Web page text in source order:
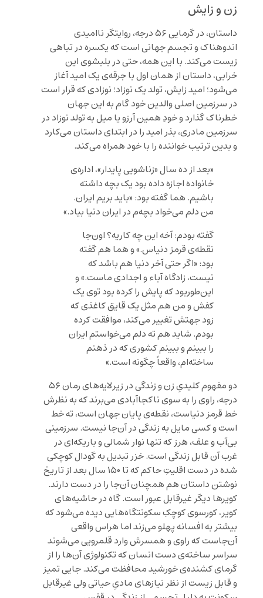
زن و زایش
داستان، در گرمایی ۵۶ درجه، روایتگر ناامیدی
اندوهناک و تجسم جهانی است که یکسره در تباهی
زیست می‌کند. با این همه، حتی در بلبشوی این
خرابی، داستان از همان اول با جرقه‌ی یک امید آغاز
می‌شود؛ امید زایش، تولد یک نوزاد؛ نوزادی که قرار است
در سرزمین اصلی والدین خود گام به این جهان
خطرناک گذارد و خودِ همین آرزو یا میل به تولد نوزاد در
سرزمین مادری، بذر امید را در ابتدای داستان می‌کارد
و بدین ترتیب خواننده را با خود همراه می‌کند.
«بعد از ده سال «زناشویی پایدار»، اداره‌ی
خانواده اجازه داده بود یک بچه داشته
باشیم. هما گفته بود: «باید بریم ایران.
من دلم می‌خواد بچه‌م در ایران دنیا بیاد.»
گفته بودم: آخه این چه کاریه؟ اون‌جا
نقطه‌ی قرمز دنیاس.» و هما هم گفته
بود: «اگر حتی آخر دنیا هم باشد که
نیست، زادگاه آباء و اجدادی ماست.» و
این‌طوربود که پایش را کرده بود توی یک
کفش و من هم مثل یک قایق کاغذی که
زود جهتش تغییر می‌کند، موافقت کرده
بودم. شاید هم ته دلم می‌خواستم ایران
را ببینم و ببینم کشوری که در ذهنم
ساخته‌ام، واقعاً چگونه است.»
دو مفهوم کلیدیِ زن و زندگی در زیرلایه‌های رمان ۵۶
درجه، راوی را به سوی ناکجاآبادی می‌برند که به نظرش
خط قرمز دنیاست، نقطه‌ی پایان جهان است، ته خط
است و کسی مایل به زندگی در آن‌جا نیست. سرزمینی
بی‌آب و علف، هرز که تنها نوار شمالی و باریکه‌ای در
غرب آن قابل زندگی است. خزر تبدیل به گودال کوچکی
شده در دست اقلیتِ حاکم که تا ۱۵۰ سال بعد از تاریخ
نوشتن داستان هم همچنان آن‌جا را در دست دارند.
کویرها دیگر غیرقابل عبور است. گاه در حاشیه‌های
کویر، کورسوی کوچکِ سکونتگاه‌هایی دیده می‌شود که
بیشتر به افسانه پهلو می‌زند اما هراس واقعی
آن‌جاست که راوی و همسرش وارد قلمرویی می‌شوند
سراسر ساخته‌ی دست انسان که تکنولوژی آن‌ها را از
گرمای کشنده‌ی خورشید محافظت می‌کند. جایی تمیز
و قابل زیست از نظر نیازهای مادیِ حیاتی ولی غیرقابل